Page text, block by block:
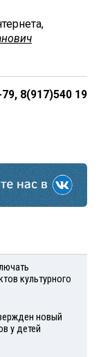
8(917)540 19
культурного
новый
у детей